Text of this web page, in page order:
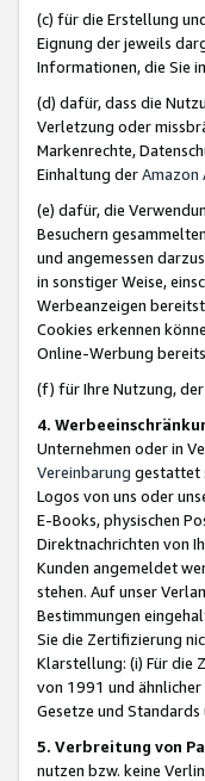
(c) für die Erstellung
Eignung der jeweils
Informationen, die Sie
(d) dafür, dass die
Verletzung oder
Markenrechte,
Einhaltung derAmazon
(e) dafür, die
Besuchern
und angemessen
in sonstiger Weise,
Werbeanzeigen
Cookies erkennen
Online-Werbung
(f) für Ihre Nutzung,
4.
Unternehmen oder in
Vereinbarung gestattet
Logos von uns oder
E-Books, physischen
Direktnachrichten von
Kunden angemeldet
stehen. Auf unser
Bestimmungen
Sie die Zertifizierung
Klarstellung: (i) Für die
von 1991 und
Gesetze und
5. Verbreitung von
nutzen bzw. keine